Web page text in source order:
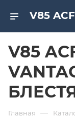
V85
Главная —